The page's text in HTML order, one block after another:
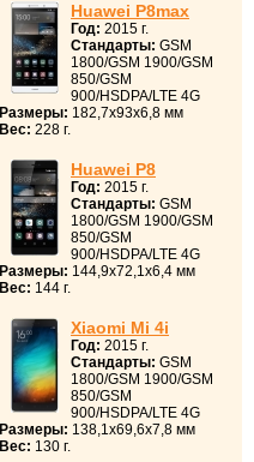
Huawei P8max
Год: 2015 г.
Стандарты: GSM
1800/GSM 1900/GSM
850/GSM
900/HSDPA/LTE 4G
Размеры: 182,7x93x6,8 мм
Вес: 228 г.
Huawei P8
Год: 2015 г.
Стандарты: GSM
1800/GSM 1900/GSM
850/GSM
900/HSDPA/LTE 4G
Размеры: 144,9x72,1x6,4 мм
Вес: 144 г.
Xiaomi Mi 4i
Год: 2015 г.
Стандарты: GSM
1800/GSM 1900/GSM
850/GSM
900/HSDPA/LTE 4G
Размеры: 138,1x69,6x7,8 мм
Вес: 130 г.